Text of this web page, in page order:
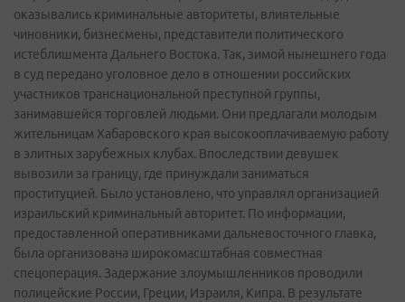
оказывались криминальные авторитеты, влиятельные
чиновники, бизнесмены, представители политического
истеблишмента Дальнего Востока. Так, зимой нынешнего года
в суд передано уголовное дело в отношении российских
участников транснациональной преступной группы,
занимавшейся торговлей людьми. Они предлагали молодым
жительницам Хабаровского края высокооплачиваемую работу
в элитных зарубежных клубах. Впоследствии девушек
вывозили за границу, где принуждали заниматься
проституцией. Было установлено, что управлял организацией
израильский криминальный авторитет. По информации,
предоставленной оперативниками дальневосточного главка,
была организована широкомасштабная совместная
спецоперация. Задержание злоумышленников проводили
полицейские России, Греции, Израиля, Кипра. В результате